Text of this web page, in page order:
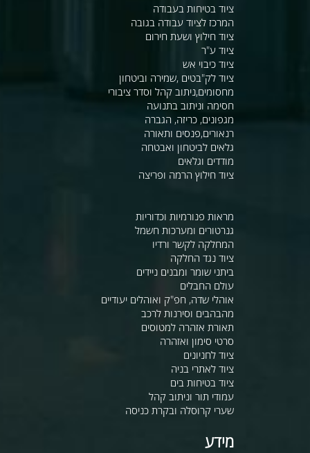
ציוד בטיחות בעבודה
המרכז לציוד עבודה בגובה
ציוד חילוץ ושעת חירום
ציוד ע"ר
ציוד כיבוי אש
ציוד לק"בטים ,שמירה וביטחון
מחסומים,ניתוב קהל וסדר ציבורי
חסימה וניתוב בתנועה
מגפונים, כריזה, הגברה
רנאורים,פנסים ותאורה
גלאים לביטחון ואבטחה
מודדים וגלאים
ציוד חילוץ הרמה ופריצה
מראות פנורמיות וכדוריות
גנרטורים ומערכות חשמל
המחלקה לקשר ורדיו
ציוד נגד החלקה
ביתני שומר ומבנים ניידים
עולם החבלים
אוהלי שדה, חפ"ק ואוהלים יעודיים
מהבהבים וסירנות לרכב
תאורת אזהרה למטוסים
סרטי סימון ואזהרה
ציוד לחניונים
ציוד לאתרי בניה
ציוד בטיחות בים
עמודי תור וניתוב קהל
שערי קרוסלה ובקרת כניסה
מידע